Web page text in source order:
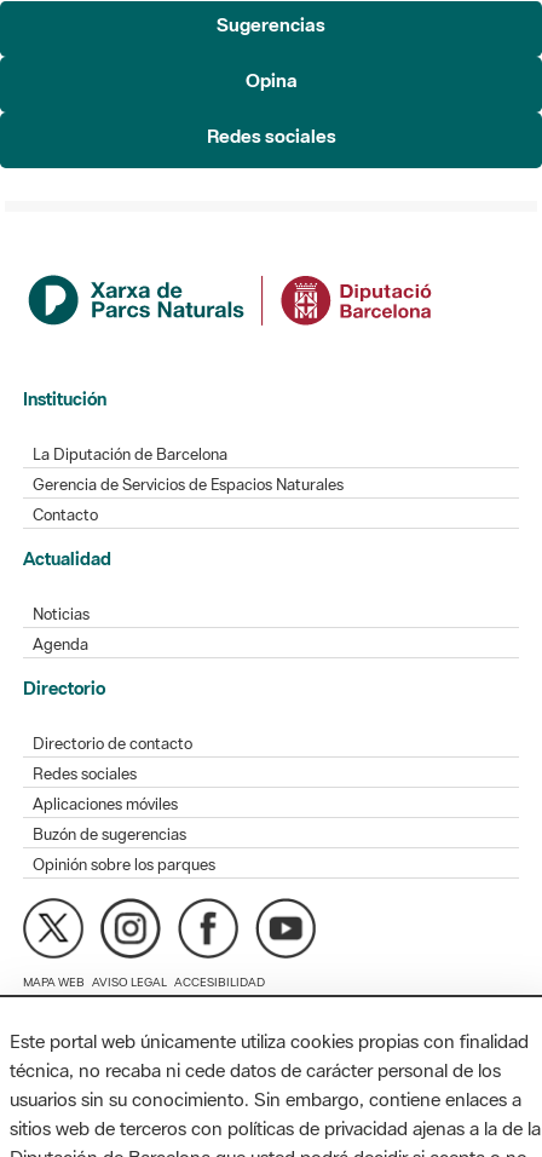
Opina
Redes sociales
La Diputación de Barcelona
Contacto
Actualidad
Noticias
Directorio
Directorio de contacto
Aplicaciones móviles
Buzón de sugerencias
Opinión sobre los parques
MAPA WEB AVISO LEGAL ACCESIBILIDAD
Diputación de Barcelona. Edifici Llacuna, 1a planta. Badajoz, 49.
Este portal web únicamente utiliza cookies propias con finalidad
técnica, no recaba ni cede datos de carácter personal de los
usuarios sin su conocimiento. Sin embargo, contiene enlaces a
sitios web de terceros con políticas de privacidad ajenas a la de la